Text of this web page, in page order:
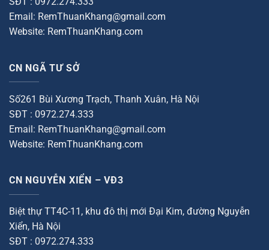
Email: RemThuanKhang@gmail.com
Website: RemThuanKhang.com
CN NGÃ TƯ SỞ
Số261 Bùi Xương Trạch, Thanh Xuân, Hà Nội
SĐT : 0972.274.333
Email: RemThuanKhang@gmail.com
Website: RemThuanKhang.com
CN NGUYỄN XIỂN – VĐ3
Biệt thự TT4C-11, khu đô thị mới Đại Kim, đường Nguyễn
Xiển, Hà Nội
SĐT : 0972.274.333